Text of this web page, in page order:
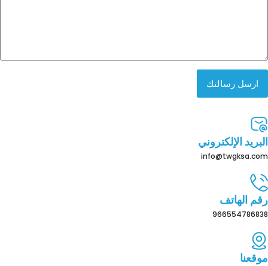
ارسل رسالتك
البريد الإلكتروني
info@twgksa.com
رقم الهاتف
966554786838
موقعنا